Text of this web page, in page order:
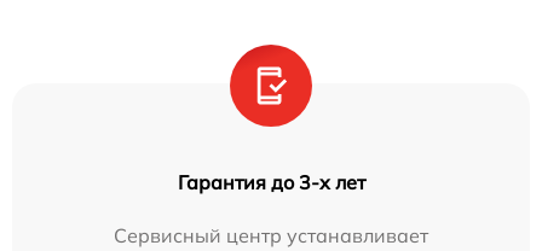
Гарантия до 3-х лет
Сервисный центр устанавливает